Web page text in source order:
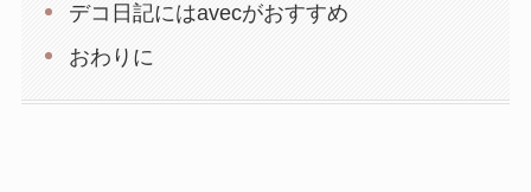
デコ日記にはavecがおすすめ
おわりに